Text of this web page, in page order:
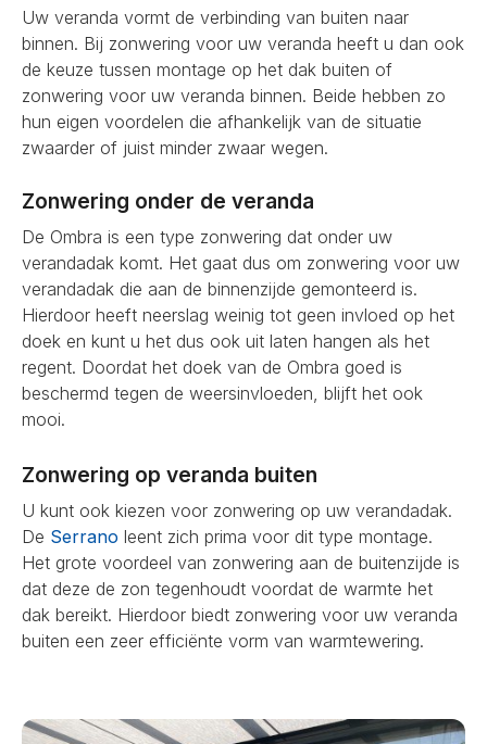
Uw veranda vormt de verbinding van buiten naar
binnen. Bij zonwering voor uw veranda heeft u dan ook
de keuze tussen montage op het dak buiten of
zonwering voor uw veranda binnen. Beide hebben zo
hun eigen voordelen die afhankelijk van de situatie
zwaarder of juist minder zwaar wegen.
Zonwering onder de veranda
De Ombra is een type zonwering dat onder uw
verandadak komt. Het gaat dus om zonwering voor uw
verandadak die aan de binnenzijde gemonteerd is.
Hierdoor heeft neerslag weinig tot geen invloed op het
doek en kunt u het dus ook uit laten hangen als het
regent. Doordat het doek van de Ombra goed is
beschermd tegen de weersinvloeden, blijft het ook
mooi.
Zonwering op veranda buiten
U kunt ook kiezen voor zonwering op uw verandadak.
De Serrano leent zich prima voor dit type montage.
Het grote voordeel van zonwering aan de buitenzijde is
dat deze de zon tegenhoudt voordat de warmte het
dak bereikt. Hierdoor biedt zonwering voor uw veranda
buiten een zeer efficiënte vorm van warmtewering.